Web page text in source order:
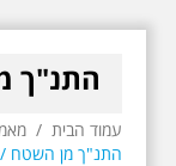
התנ"ך
עמוד הבית /
התנ"ך מן השטח /